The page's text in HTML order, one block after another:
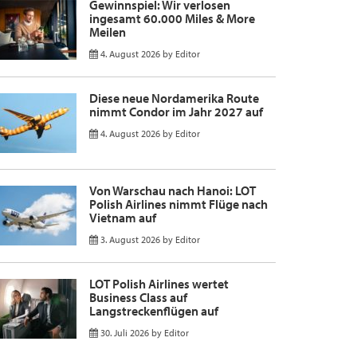
Gewinnspiel: Wir verlosen
ingesamt 60.000 Miles & More
Meilen
4. August 2026 by Editor
Diese neue Nordamerika Route
nimmt Condor im Jahr 2027 auf
4. August 2026 by Editor
Von Warschau nach Hanoi: LOT
Polish Airlines nimmt Flüge nach
Vietnam auf
3. August 2026 by Editor
LOT Polish Airlines wertet
Business Class auf
Langstreckenflügen auf
30. Juli 2026 by Editor